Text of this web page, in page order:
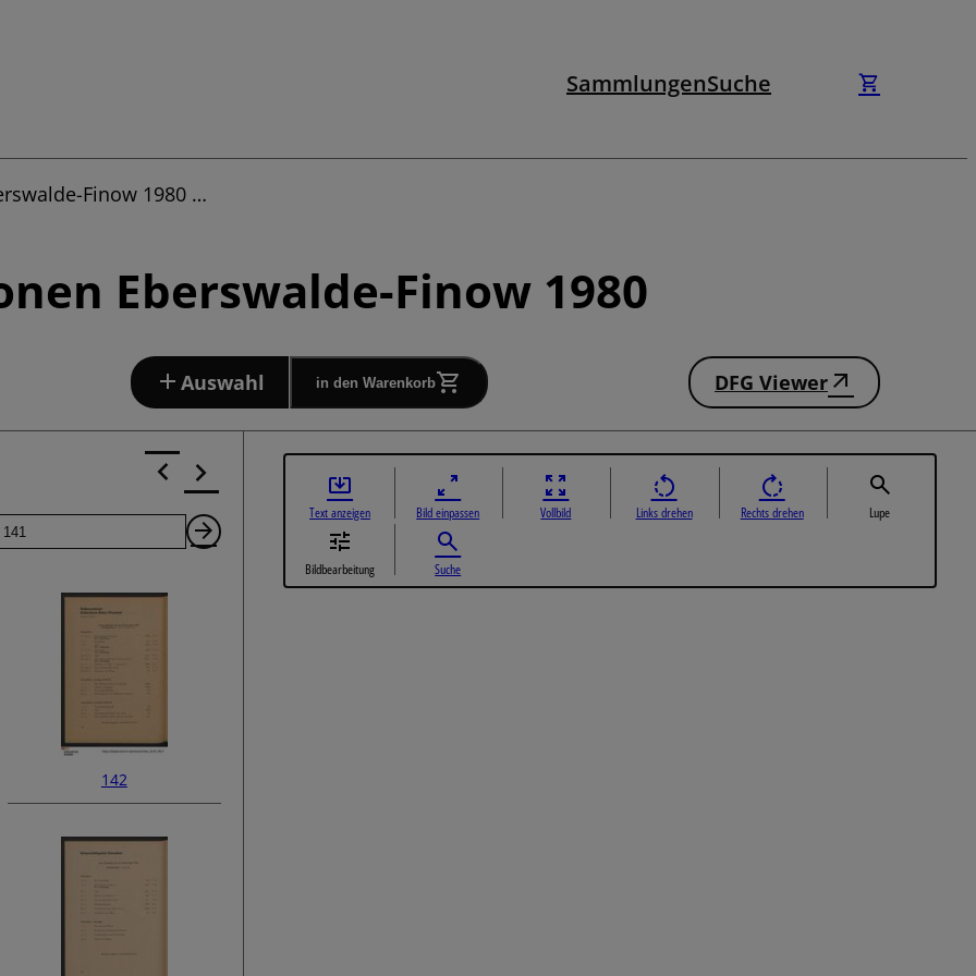
SammlungenSuche
Finow 1980 …
Eberswalde-Finow 1980
Auswahl in den Warenkorb DFG Viewer
Seite
Nächste
142
Text anzeigen Bild einpassen Vollbild Links drehen Rechts drehen Lupe
Bildbearbeitung Suche